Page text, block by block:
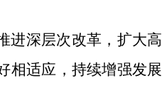
深层次改革，扩大
相适应，持续增强发